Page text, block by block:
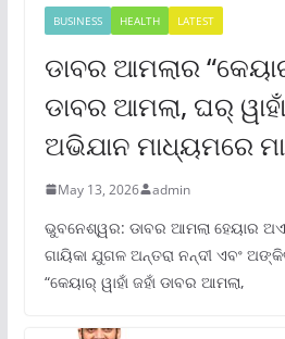
BUSINESS HEALTH LATEST
ଡାବର ଆମଲାର
ଡାବର ଆମଲା, ଘର୍ ୱାହାଁ
ଅଭିଯାନ ମାଧ୍ୟମରେ
May 13, 2026 admin
ଭୁବନେଶ୍ୱର: ଡାବର ଆମଲା ହେୟାର
ଗାୟିକା ଯୁଗଳ ଅନ୍ତରା ନନ୍ଦୀ ଏବଂ
“କେୟାର୍ ୱାହାଁ ଜହାଁ ଡାବର ଆମଲା,